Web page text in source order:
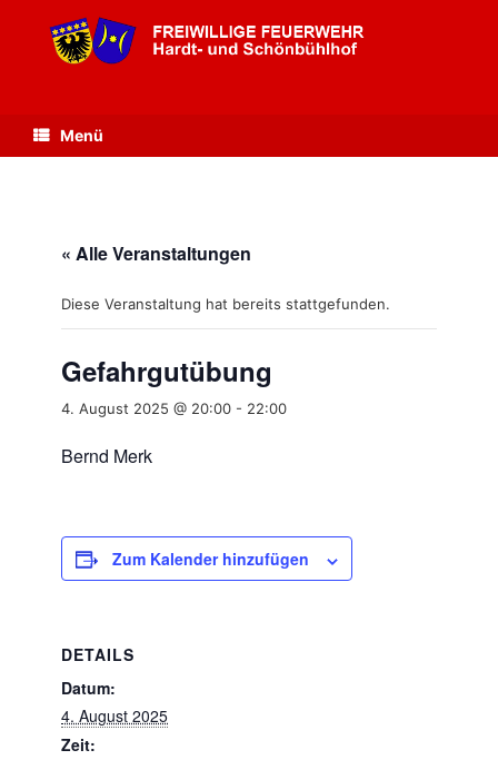
springen
Menü
« Alle Veranstaltungen
Diese Veranstaltung hat bereits stattgefunden.
Gefahrgutübung
4. August 2025 @ 20:00 - 22:00
Bernd Merk
Zum Kalender hinzufügen
DETAILS
Datum:
4. August 2025
Zeit: